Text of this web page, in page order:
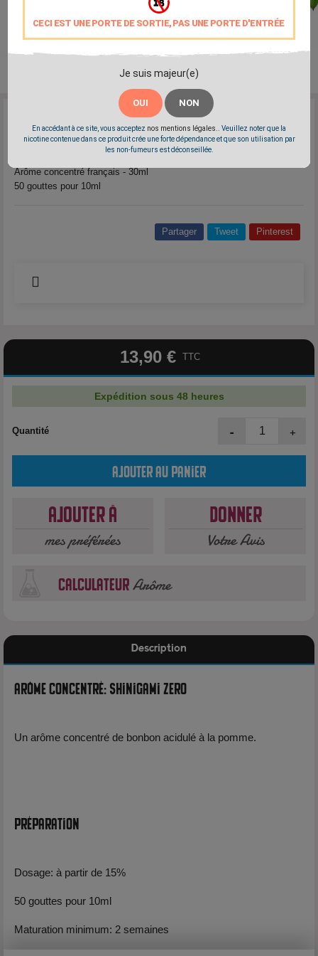
CECI EST UNE PORTE DE SORTIE, PAS UNE PORTE D'ENTRÉE
Je suis majeur(e)
OUI NON
En accédant à ce site, vous acceptez nos mentions légales.
. Veuillez noter que la
nicotine contenue dans ce produit crée une forte dépendance et que son utilisation par
les non-fumeurs est déconseillée.
Marque: Arômes et Liquides - A&L
Arôme concentré français - 30ml
50 gouttes pour 10ml
Partager Tweet Pinterest
13,90 € TTC
Expédition sous 48 heures
Quantité - +
Ajouter au panier
Ajouter à
mes préférées
Donner
Votre Avis
calculateur Arôme
Description
Arôme Concentré: Shinigami Zero
Un arôme concentré de bonbon acidulé à la pomme.
Préparation
Dosage: à partir de 15%
50 gouttes pour 10ml
Maturation minimum: 2 semaines